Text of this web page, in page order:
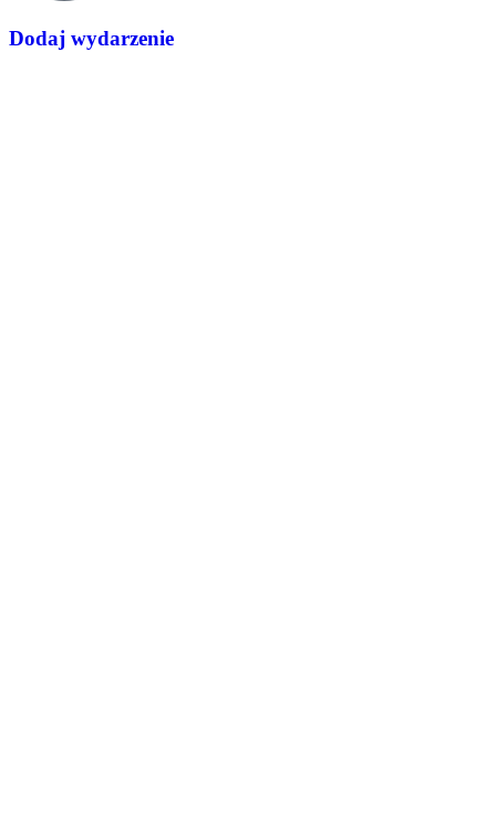
Dodaj wydarzenie